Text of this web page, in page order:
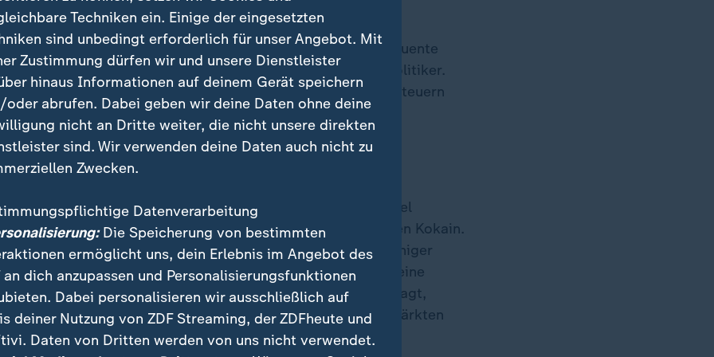
Lösungen schaffen, dann muss es eine konsequente
geben und die wird gerade vorbereitet", so der SPD-Politiker.
vermuten, werden auch die Einnahmen aus Zoll und die Steuern
aus dem Verkehr gezogen
aus Sicht des Zolls ist diese: 32 Tonnen Betäubungsmittel
aus dem Verkehr gezogen, davon allein mehr als 16 Tonnen Kokain.
halb so viel Kokain wie im Jahr zuvor. "Haben Sie nur weniger
tatsächlich weniger nach Deutschland gekommen", fragt eine
Tönsgerlemann, Zoll-Beauftragter für Hafensicherheit sagt,
Fall. Er führt die Halbierung der Kokainfunde auf den "verstärkten
zurück.
Techniken ein. Einige der eingesetzten
sind unbedingt erforderlich für unser Angebot. Mit
Zustimmung dürfen wir und unsere Dienstleister
hinaus Informationen auf deinem Gerät speichern
oder abrufen. Dabei geben wir deine Daten ohne deine
nicht an Dritte weiter, die nicht unsere direkten
sind. Wir verwenden deine Daten auch nicht zu
Zwecken.
Datenverarbeitung
Die Speicherung von bestimmten
ermöglicht uns, dein Erlebnis im Angebot des
an dich anzupassen und Personalisierungsfunktionen
Dabei personalisieren wir ausschließlich auf
deiner Nutzung von ZDF Streaming, der ZDFheute und
Daten von Dritten werden von uns nicht verwendet.